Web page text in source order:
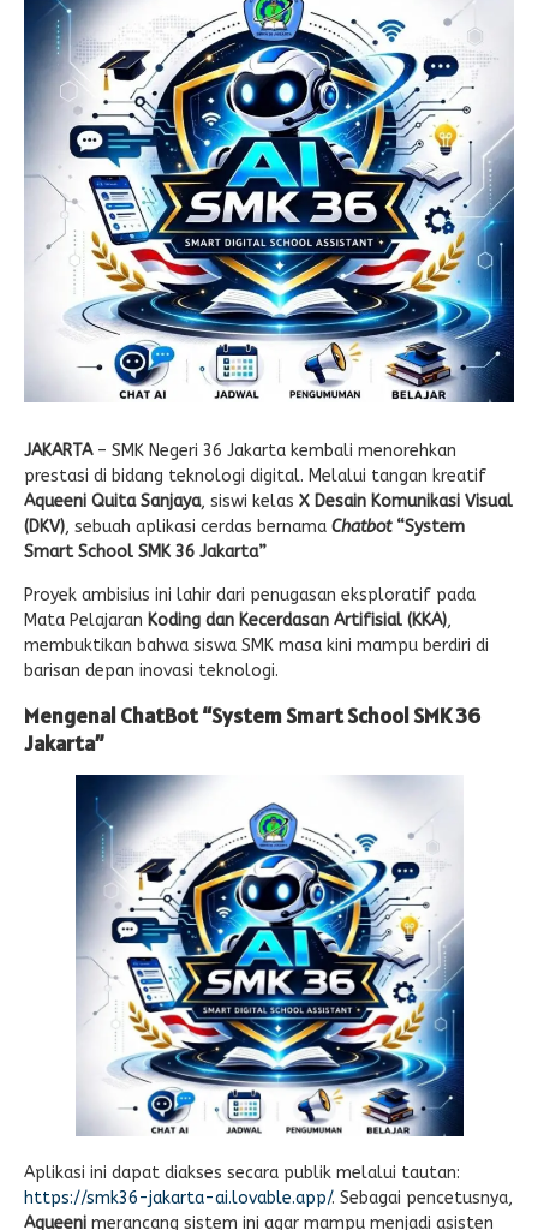
JAKARTA– SMK Negeri 36 Jakarta kembali menorehkan
prestasi di bidang teknologi digital. Melalui tangan kreatif
Aqueeni Quita Sanjaya, siswi kelas X Desain Komunikasi Visual
(DKV), sebuah aplikasi cerdas bernama Chatbot“System
Smart School SMK 36 Jakarta”
Proyek ambisius ini lahir dari penugasan eksploratif pada
Mata Pelajaran Koding dan Kecerdasan Artifisial (KKA),
membuktikan bahwa siswa SMK masa kini mampu berdiri di
barisan depan inovasi teknologi.
Mengenal ChatBot “System Smart School SMK 36
Jakarta”
Aplikasi ini dapat diakses secara publik melalui tautan:
https://smk36-jakarta-ai.lovable.app/. Sebagai pencetusnya,
Aqueeni merancang sistem ini agar mampu menjadi asisten